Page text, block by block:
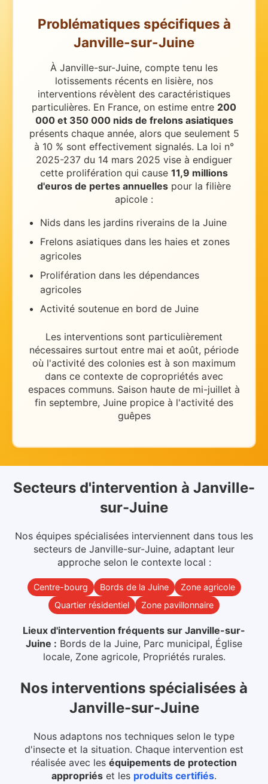
Problématiques spécifiques à
Janville-sur-Juine
À Janville-sur-Juine, compte tenu les
lotissements récents en lisière, nos
interventions révèlent des caractéristiques
particulières. En France, on estime entre 200
000 et 350 000 nids de frelons asiatiques
présents chaque année, alors que seulement 5
à 10 % sont effectivement signalés. La loi n°
2025-237 du 14 mars 2025 vise à endiguer
cette prolifération qui cause 11,9 millions
d'euros de pertes annuelles pour la filière
apicole :
Nids dans les jardins riverains de la Juine
Frelons asiatiques dans les haies et zones
agricoles
Prolifération dans les dépendances
agricoles
Activité soutenue en bord de Juine
Les interventions sont particulièrement
nécessaires surtout entre mai et août, période
où l'activité des colonies est à son maximum
dans ce contexte de copropriétés avec
espaces communs. Saison haute de mi-juillet à
fin septembre, Juine propice à l'activité des
guêpes
Secteurs d'intervention à Janville-
sur-Juine
Nos équipes spécialisées interviennent dans tous les
secteurs de Janville-sur-Juine, adaptant leur
approche selon le contexte local :
Centre-bourg Bords de la Juine
Zone agricole
Quartier résidentiel
Zone pavillonnaire
Lieux d'intervention fréquents sur Janville-sur-
Juine : Bords de la Juine, Parc municipal, Église
locale, Zone agricole, Propriétés rurales.
Nos interventions spécialisées à
Janville-sur-Juine
Nous adaptons nos techniques selon le type
d'insecte et la situation. Chaque intervention est
réalisée avec les équipements de protection
appropriés et les produits certifiés.